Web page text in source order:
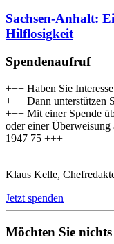
Sachsen-Anhalt:
Hilflosigkeit
Spendenaufruf
+++ Haben Sie
+++ Dann unterstützen
+++ Mit einer Spende
oder einer
1947 75 +++
Klaus Kelle,
Jetzt spenden
Möchten Sie